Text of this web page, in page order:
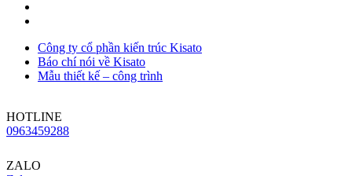
Công ty cổ phần kiến trúc Kisato
Báo chí nói về Kisato
Mẫu thiết kế – công trình
HOTLINE
0963459288
ZALO